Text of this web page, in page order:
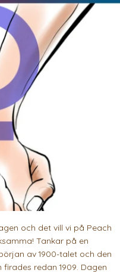
och det vill vi på Peach
Tankar på en
av 1900-talet och den
redan 1909. Dagen